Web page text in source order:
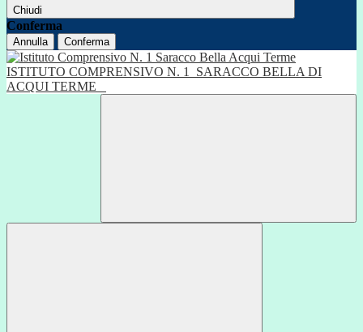
Chiudi
Conferma
Annulla Conferma
ISTITUTO COMPRENSIVO N. 1
SARACCO BELLA DI
ACQUI TERME